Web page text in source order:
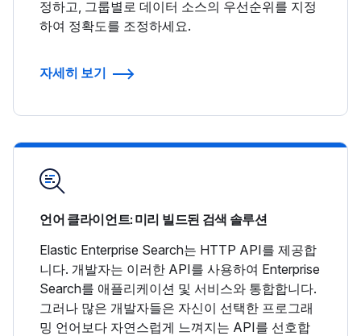
정하고, 그룹별로 데이터 소스의 우선순위를 지정
하여 정확도를 조정하세요.
자세히 보기
언어 클라이언트: 미리 빌드된 검색 솔루션
Elastic Enterprise Search는 HTTP API를 제공합
니다. 개발자는 이러한 API를 사용하여 Enterprise
Search를 애플리케이션 및 서비스와 통합합니다.
그러나 많은 개발자들은 자신이 선택한 프로그래
밍 언어보다 자연스럽게 느껴지는 API를 선호합